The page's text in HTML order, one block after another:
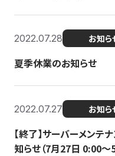
2022.07.28 お知ら
夏季休業のお知らせ
2022.07.27 お知ら
【終了】サーバーメンテ
知らせ（7月27日 0:00〜